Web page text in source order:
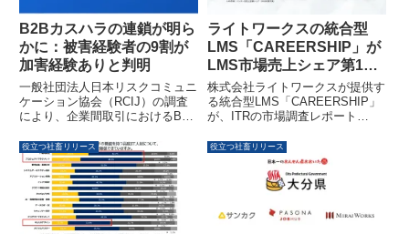
B2Bカスハラの連鎖が明ら
かに：被害経験者の9割が
加害経験ありと判明
一般社団法人日本リスクコミュニ
ケーション協会（RCIJ）の調査
により、企業間取引におけるB2B
連鎖する「構造的な病理」である
ことが明らかになりました。被害
経験者の93%が自身も強い要求を
した経験があり、法規制だけでは
根本解決しないという現場の声も
浮き彫りになっています。
ライトワークスの統合型
LMS「CAREERSHIP」が
LMS市場売上シェア第1位
を獲得
株式会社ライトワークスが提供す
る統合型LMS「CAREERSHIP」
が、ITRの市場調査レポート
場2026」において、LMS市場の
ベンダー別売上金額シェアで第1
位を獲得しました。多くの企業に
選ばれる理由として、高度で複雑
戦略に連動した人材育成を可能に
役立つ社畜リリース 役立つ社畜リリース